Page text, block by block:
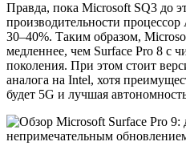
Правда, пока Microsoft SQ3 до
производительности
30–40%. Таким образом,
медленнее, чем Surface Pro 8 с
поколения. При этом стоит
аналога на Intel, хотя
будет 5G и лучшая